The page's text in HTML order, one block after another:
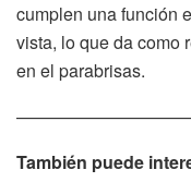
cumplen una función
vista, lo que da como
en el parabrisas.
También puede